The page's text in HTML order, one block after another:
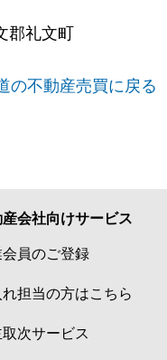
郡礼文町
の不動産売買に戻る
会社向けサービス
員のご登録
担当の方はこちら
次サービス